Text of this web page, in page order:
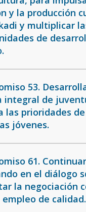
y la producción
y multiplicar
de
53.
integral de
las prioridades
jóvenes.
61. Continuar
en el diálogo
la negociación
de calidad.